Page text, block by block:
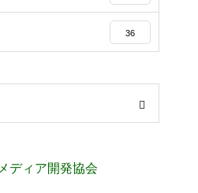
36
ディア開発協会